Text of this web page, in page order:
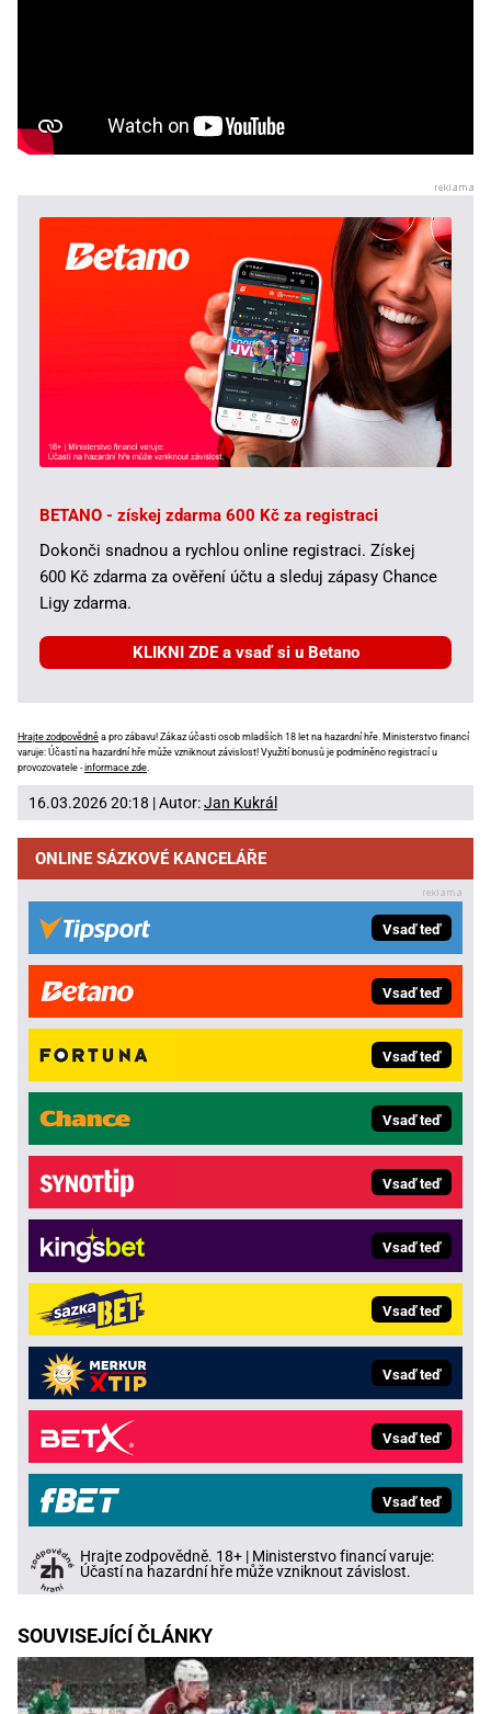
BETANO - získej zdarma 600 Kč za registraci
Dokonči snadnou a rychlou online registraci. Získej
600 Kč zdarma za ověření účtu a sleduj zápasy Chance
Ligy zdarma.
KLIKNI ZDE a vsaď si u Betano
Hrajte zodpovědně a pro zábavu! Zákaz účasti osob mladších 18 let na hazardní hře. Ministerstvo financí
varuje: Účastí na hazardní hře může vzniknout závislost! Využití bonusů je podmíněno registrací u
provozovatele -informace zde
16.03.2026 20:18 | Autor:Jan Kukrál
ONLINE SÁZKOVÉ KANCELÁŘE
Vsaď teď
Vsaď teď
Vsaď teď
Vsaď teď
Vsaď teď
Vsaď teď
Vsaď teď
Vsaď teď
Vsaď teď
Vsaď teď
Hrajte zodpovědně. 18+ | Ministerstvo financí varuje:
Účastí na hazardní hře může vzniknout závislost.
SOUVISEJÍCÍ ČLÁNKY